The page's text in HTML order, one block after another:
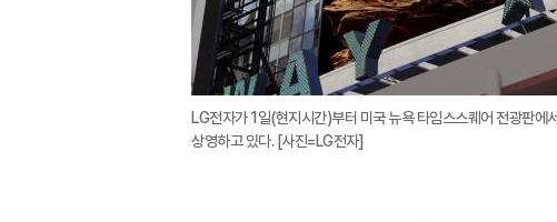
LG전자가 1일(현지시간)부터 미국 뉴욕 타임스스퀘어 전광판
상영하고 있다. [사진=LG전자]